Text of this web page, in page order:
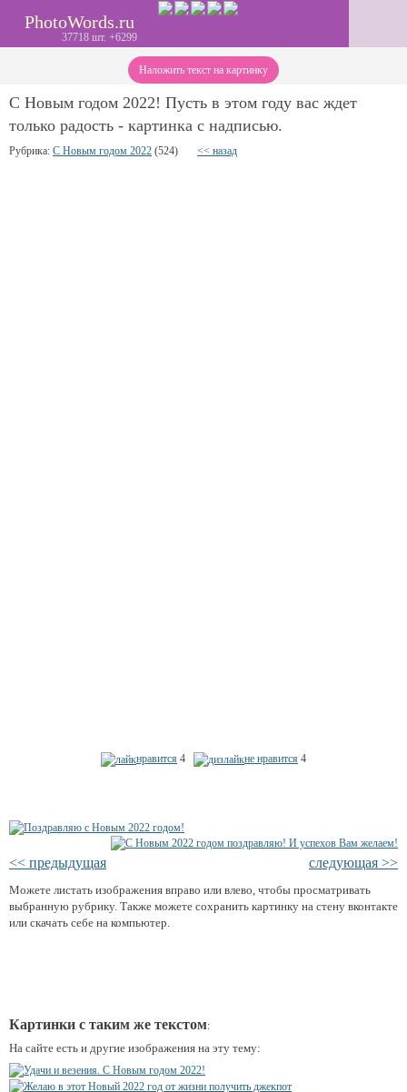
PhotoWords.ru
37718 шт. +6299
Наложить текст на картинку
С Новым годом 2022! Пусть в этом году вас ждет
только радость - картинка с надписью.
Рубрика: С Новым годом 2022 (524) << назад
нравится 4 не нравится 4
<< предыдущая следующая >>
Можете листать изображения вправо или влево, чтобы просматривать
выбранную рубрику. Также можете сохранить картинку на стену вконтакте
или скачать себе на компьютер.
Картинки с таким же текстом:
На сайте есть и другие изображения на эту тему: